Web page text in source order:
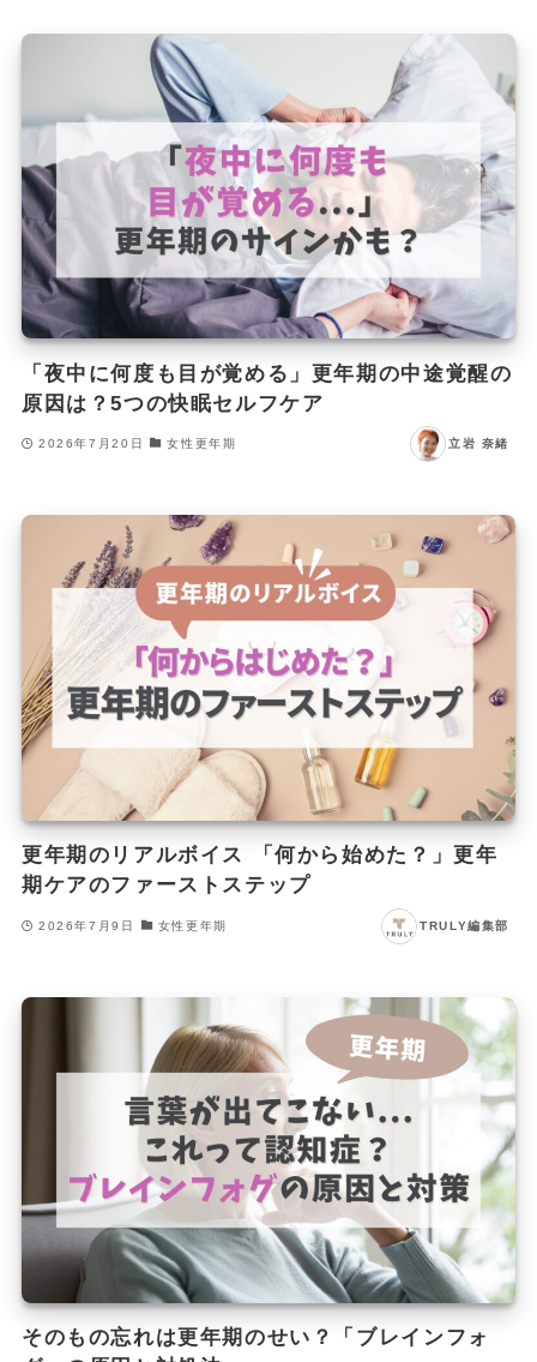
「夜中に何度も目が覚める」更年期の中途覚醒の
原因は？5つの快眠セルフケア
2026年7月20日 女性更年期 立岩 奈緒
更年期のリアルボイス 「何から始めた？」更年
期ケアのファーストステップ
2026年7月9日 女性更年期 TRULY編集部
そのもの忘れは更年期のせい？「ブレインフォ